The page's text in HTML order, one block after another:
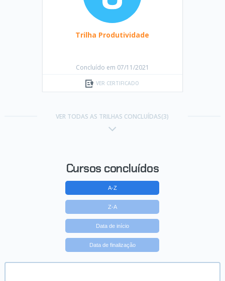
Trilha Produtividade
Concluído em 07/11/2021
VER CERTIFICADO
VER TODAS AS TRILHAS CONCLUÍDAS(3)
Cursos concluídos
A-Z
Z-A
Data de início
Data de finalização